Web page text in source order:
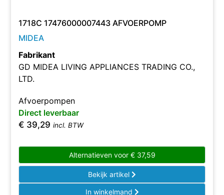
1718C 17476000007443 AFVOERPOMP
MIDEA
Fabrikant
GD MIDEA LIVING APPLIANCES TRADING CO.,
LTD.
Afvoerpompen
Direct leverbaar
€ 39,29 incl. BTW
Alternatieven voor €37,59
Bekijk artikel
In winkelmand